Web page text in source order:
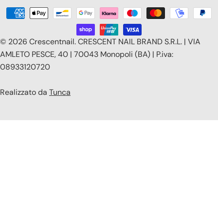
e
/
r
e
© 2026 Crescentnail.CRESCENT NAIL BRAND S.R.L. | VIA
AMLETO PESCE, 40 | 70043 Monopoli (BA) | P.iva:
08933120720
Realizzato da Tunca
Modalità
pagamento